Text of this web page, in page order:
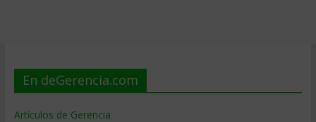
En deGerencia.com
Artículos de Gerencia